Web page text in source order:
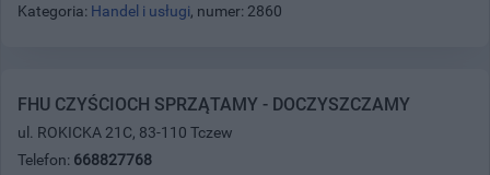
Kategoria: Handel i usługi, numer: 2860
FHU CZYŚCIOCH SPRZĄTAMY - DOCZYSZCZAMY
ul. ROKICKA 21C, 83-110 Tczew
Telefon: 668827768